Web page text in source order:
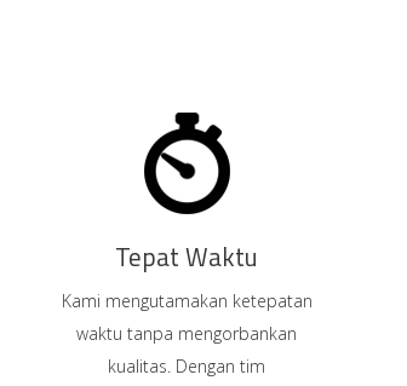
Tepat Waktu
Kami mengutamakan ketepatan
waktu tanpa mengorbankan
kualitas. Dengan tim